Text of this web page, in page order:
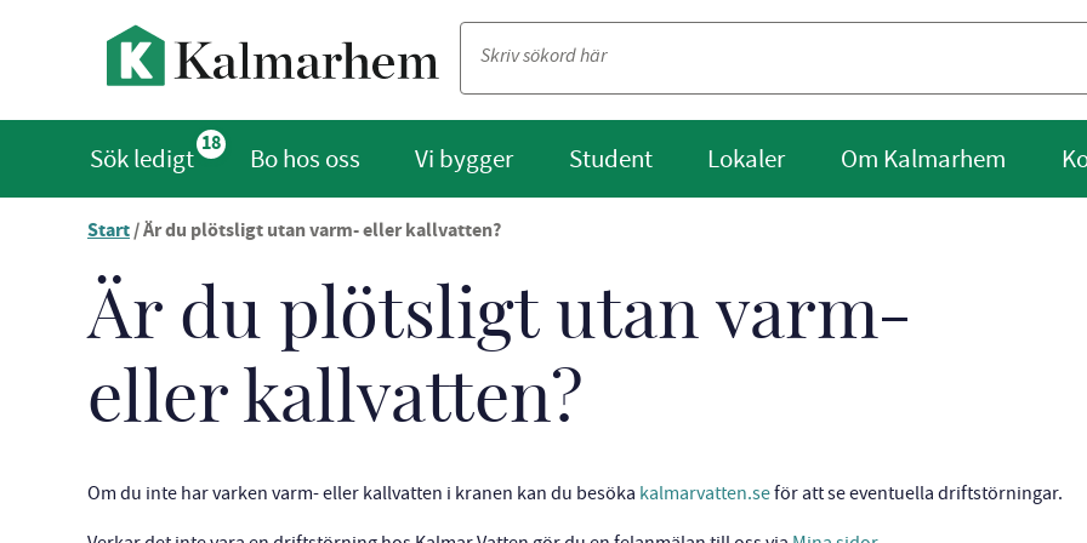
18
Sök ledigt Bo hos oss Vi bygger Student Lokaler Om Kalmarhem
Start/Är du plötsligt utan varm- eller kallvatten?
Är du plötsligt utan varm-
eller kallvatten?
Om du inte har varken varm- eller kallvatten i kranen kan du besöka kalmarvatten.seför att se eventuella driftstörningar.